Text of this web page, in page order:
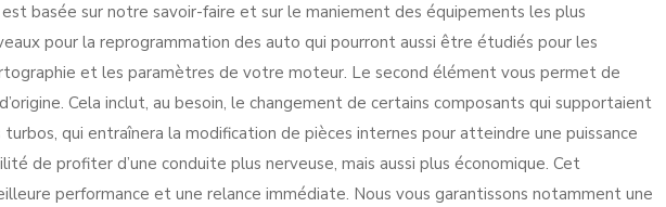
basée sur notre savoir-faire et sur le maniement des équipements les plus
pour la reprogrammation des auto qui pourront aussi être étudiés pour les
et les paramètres de votre moteur. Le second élément vous permet de
Cela inclut, au besoin, le changement de certains composants qui supportaient
qui entraînera la modification de pièces internes pour atteindre une puissance
profiter d’une conduite plus nerveuse, mais aussi plus économique. Cet
performance et une relance immédiate. Nous vous garantissons notamment une